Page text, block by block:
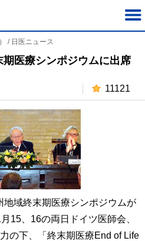
/ 日医ニュース
医療シンポジウムに出席
11121
域終末期医療シンポジウムが
15、16の両日ドイツ医師会、
の下、「終末期医療End of Life